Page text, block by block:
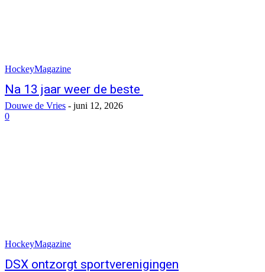
HockeyMagazine
Na 13 jaar weer de beste
Douwe de Vries - juni 12, 2026
0
HockeyMagazine
DSX ontzorgt sportverenigingen